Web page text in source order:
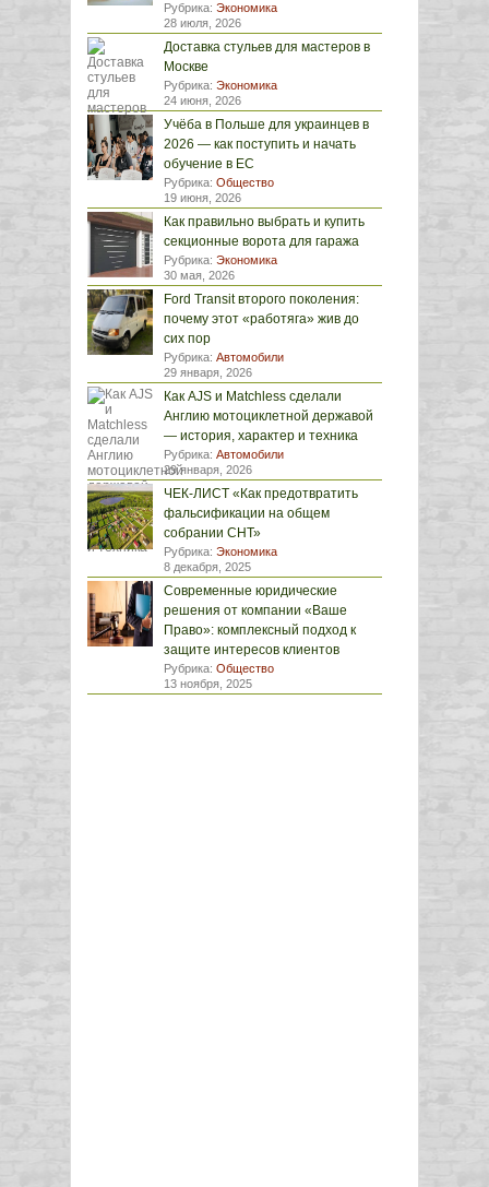
Рубрика: Экономика
28 июля, 2026
Доставка стульев для мастеров в
Москве
Рубрика: Экономика
24 июня, 2026
Учёба в Польше для украинцев в
2026 — как поступить и начать
обучение в ЕС
Рубрика: Общество
19 июня, 2026
Как правильно выбрать и купить
секционные ворота для гаража
Рубрика: Экономика
30 мая, 2026
Ford Transit второго поколения:
почему этот «работяга» жив до
сих пор
Рубрика: Автомобили
29 января, 2026
Как AJS и Matchless сделали
Англию мотоциклетной державой
— история, характер и техника
Рубрика: Автомобили
29 января, 2026
ЧЕК-ЛИСТ «Как предотвратить
фальсификации на общем
собрании СНТ»
Рубрика: Экономика
8 декабря, 2025
Современные юридические
решения от компании «Ваше
Право»: комплексный подход к
защите интересов клиентов
Рубрика: Общество
13 ноября, 2025